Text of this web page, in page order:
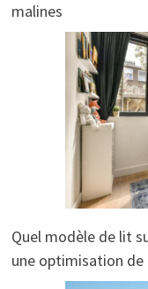
malines
Quel modèle de lit
une optimisation de